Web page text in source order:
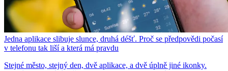
Jedna aplikace slibuje slunce, druhá déšť. Proč se předpovědi počasí
v telefonu tak liší a která má pravdu
Stejné město, stejný den, dvě aplikace, a dvě úplně jiné ikonky.